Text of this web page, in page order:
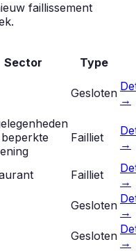
faillissement
.
Sector Type
Gesloten →
Failliet
→
Failliet
→
Gesloten →
Gesloten →